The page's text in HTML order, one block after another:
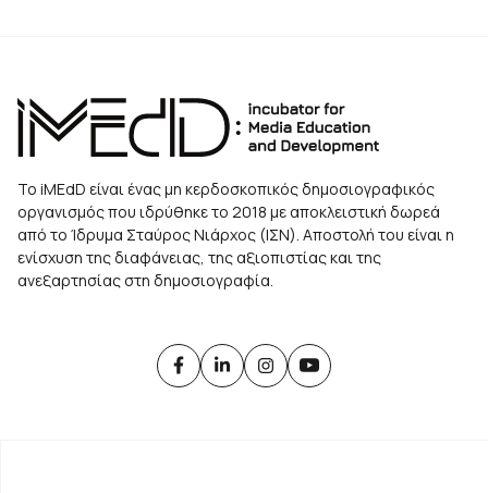
Το iMEdD είναι ένας μη κερδοσκοπικός δημοσιογραφικός
οργανισμός που ιδρύθηκε το 2018 με αποκλειστική δωρεά
από το Ίδρυμα Σταύρος Νιάρχος (ΙΣΝ). Αποστολή του είναι η
ενίσχυση της διαφάνειας, της αξιοπιστίας και της
ανεξαρτησίας στη δημοσιογραφία.